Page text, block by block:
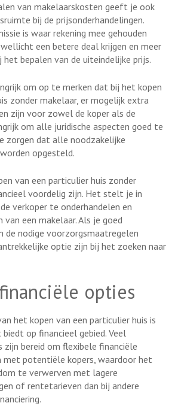
van makelaarskosten geeft je ook
bij de prijsonderhandelingen.
is waar rekening mee gehouden
een betere deal krijgen en meer
bepalen van de uiteindelijke prijs.
om op te merken dat bij het kopen
zonder makelaar, er mogelijk extra
zijn voor zowel de koper als de
om alle juridische aspecten goed te
zorgen dat alle noodzakelijke
opgesteld.
van een particulier huis zonder
voordelig zijn. Het stelt je in
verkoper te onderhandelen en
een makelaar. Als je goed
de nodige voorzorgsmaatregelen
optie zijn bij het zoeken naar
opties
het kopen van een particulier huis is
op financieel gebied. Veel
zijn bereid om flexibele financiële
potentiële kopers, waardoor het
te verwerven met lagere
of rentetarieven dan bij andere